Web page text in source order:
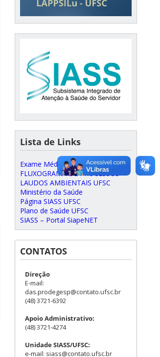
Lista de Links
Exame Médico Periódico
FLUXOGRAMA DE PROCESSOS
LAUDOS AMBIENTAIS UFSC
Ministério da Saúde
Página SIASS UFSC
Plano de Saúde UFSC
SIASS – Portal SiapeNET
CONTATOS
Direção
E-mail:
das.prodegesp@contato.ufsc.br
(48) 3721-6392
Apoio Administrativo:
(48) 3721-4274
Unidade SIASS/UFSC:
e-mail: siass@contato.ufsc.br